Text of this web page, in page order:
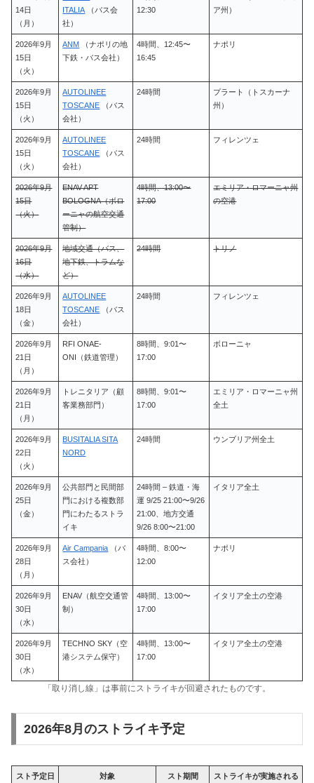
14日
（月）
ITALIA
（バス会
社）
12:30
ア州）
2026年9月
15日
（火）
ANM
（ナポリの地
下鉄・バス会社）
4時間、12:45〜
16:45
ナポリ
2026年9月
15日
（火）
AUTOLINEE
TOSCANE
（バス
会社）
24時間
プラート（トスカーナ
州）
2026年9月
15日
（火）
AUTOLINEE
TOSCANE
（バス
会社）
24時間 フィレンツェ
2026年9月
15日
（火）
ENAV APT
BOLOGNA（ボロ
ーニャの航空交通
管制）
4時間、13:00〜
17:00
エミリア・ロマーニャ州
の空港
2026年9月
16日
（水）
地域交通（バス、
地下鉄、トラムな
ど）
24時間 トリノ
2026年9月
18日
（金）
AUTOLINEE
TOSCANE
（バス
会社）
24時間 フィレンツェ
2026年9月
21日
（月）
RFI ONAE-
ONI（鉄道管理）
8時間、9:01〜
17:00
ボローニャ
2026年9月
21日
（月）
トレニタリア（顧
客業務部門）
8時間、9:01〜
17:00
エミリア・ロマーニャ州
全土
2026年9月
22日
（火）
BUSITALIA SITA
NORD
24時間 ウンブリア州全土
2026年9月
25日
（金）
公共部門と民間部
門における複数部
門にわたるストラ
イキ
24時間 – 鉄道・海
運 9/25 21:00〜9/26
21:00、地方交通
9/26 8:00〜21:00
イタリア全土
2026年9月
28日
（月）
Air Campania
（バ
ス会社）
4時間、8:00〜
12:00
ナポリ
2026年9月
30日
（水）
ENAV（航空交通管
制）
4時間、13:00〜
17:00
イタリア全土の空港
2026年9月
30日
（水）
TECHNO SKY（空
港システム保守）
4時間、13:00〜
17:00
イタリア全土の空港
「取り消し線」は事前にストライキが回避されたものです。
2026年8月のストライキ予定
スト予定日 対象 スト期間
ストライキが実施される